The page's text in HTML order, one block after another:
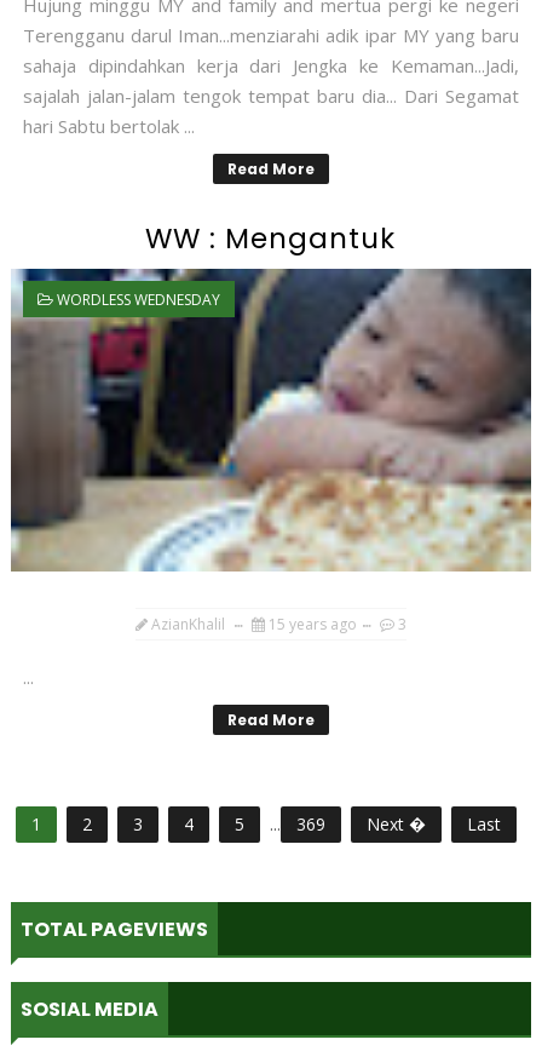
Terengganu darul Iman...menziarahi adik ipar MY yang baru
sahaja dipindahkan kerja dari Jengka ke Kemaman...Jadi,
sajalah jalan-jalam tengok tempat baru dia... Dari Segamat
hari Sabtu bertolak ...
Read More
WW : Mengantuk
WORDLESS WEDNESDAY
AzianKhalil 15 years ago 3
...
Read More
1 2 3 4 5 ... 369 Next � Last
TOTAL PAGEVIEWS
SOSIAL MEDIA